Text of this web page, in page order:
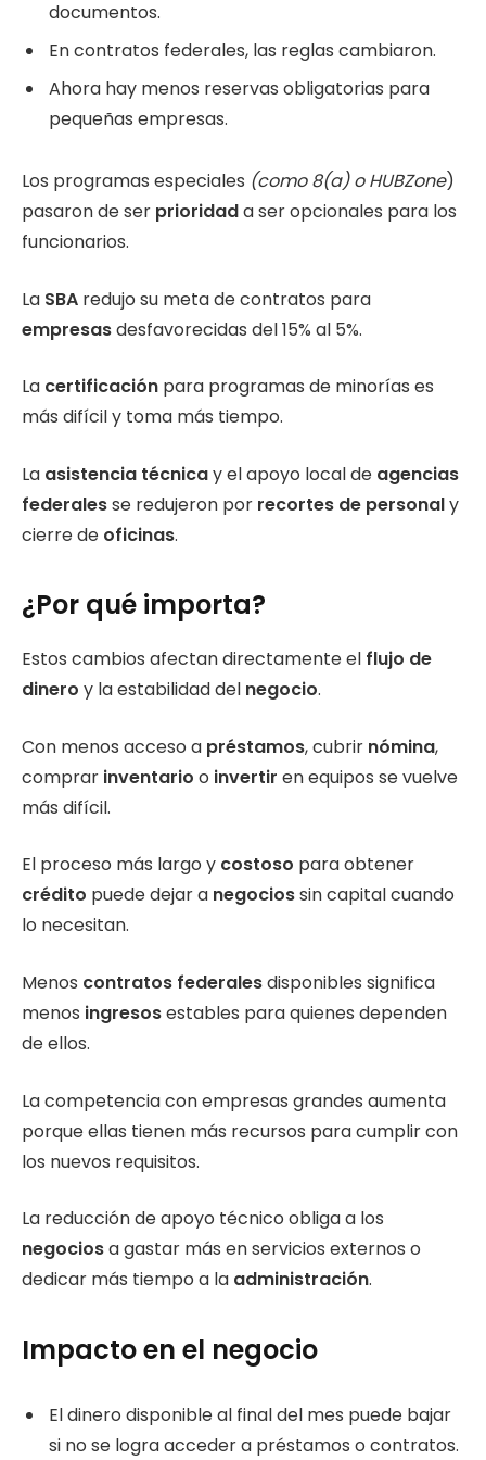
documentos.
En contratos federales, las reglas cambiaron.
Ahora hay menos reservas obligatorias para
pequeñas empresas.
Los programas especiales (como 8(a) o HUBZone)
pasaron de ser prioridada ser opcionales para los
funcionarios.
La SBA redujo su meta de contratos para
empresasdesfavorecidas del 15% al 5%.
La certificación para programas de minorías es
más difícil y toma más tiempo.
La asistencia técnicay el apoyo local de agencias
federalesse redujeron por recortes de personaly
cierre de oficinas.
¿Por qué importa?
Estos cambios afectan directamente el flujo de
dinero y la estabilidad del negocio.
Con menos acceso a préstamos, cubrir nómina,
comprar inventario o invertir en equipos se vuelve
más difícil.
El proceso más largo y costoso para obtener
crédito puede dejar a negociossin capital cuando
lo necesitan.
Menos contratos federalesdisponibles significa
menos ingresosestables para quienes dependen
de ellos.
La competencia con empresas grandes aumenta
porque ellas tienen más recursos para cumplir con
los nuevos requisitos.
La reducción de apoyo técnico obliga a los
negociosa gastar más en servicios externos o
dedicar más tiempo a la administración.
Impacto en el negocio
El dinero disponible al final del mes puede bajar
si no se logra acceder a préstamos o contratos.